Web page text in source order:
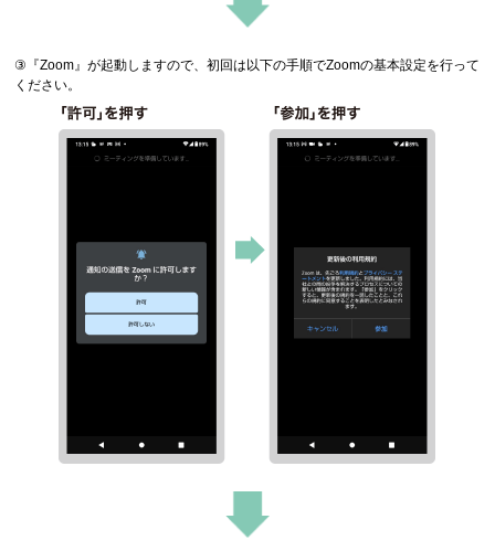
③『Zoom』が起動しますので、初回は以下の手順でZoomの基本設定を行って
ください。